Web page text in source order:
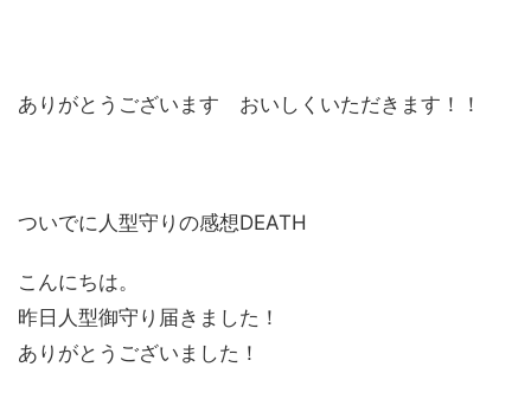
ありがとうございます おいしくいただきます！！
ついでに人型守りの感想DEATH
こんにちは。
昨日人型御守り届きました！
ありがとうございました！